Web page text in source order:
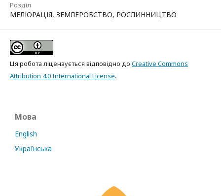
Розділ
МЕЛІОРАЦІЯ, ЗЕМЛЕРОБСТВО, РОСЛИННИЦТВО
Ця робота ліцензується відповідно до Creative Commons
Attribution 4.0 International License.
Мова
English
Українська